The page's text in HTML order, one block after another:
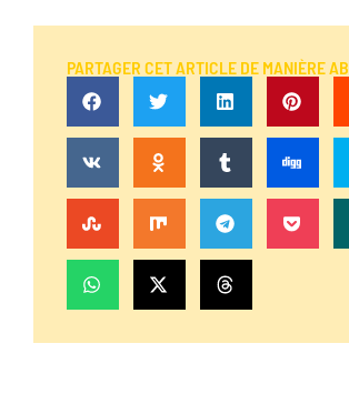
PARTAGER CET ARTICLE DE MANIÈRE